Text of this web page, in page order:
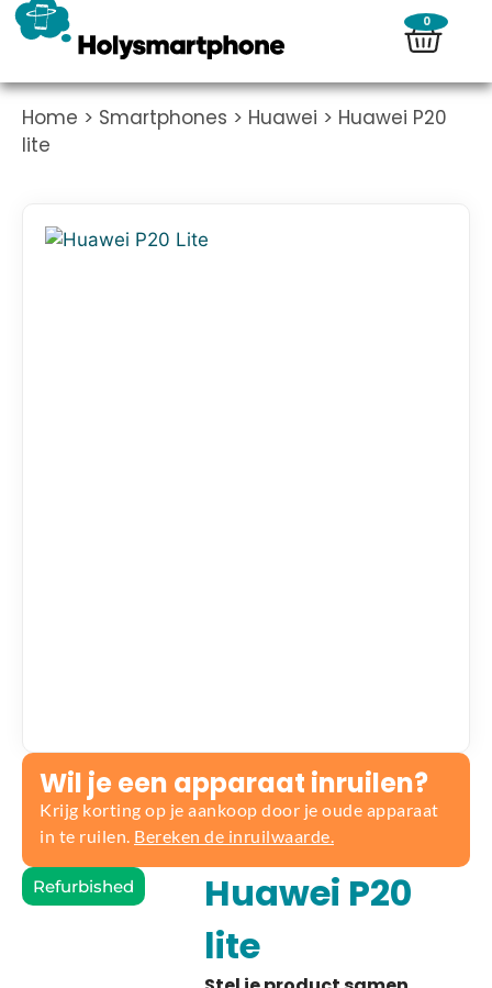
0
Home > Smartphones > Huawei > Huawei P20
lite
Wil je een apparaat inruilen?
Krijg korting op je aankoop door je oude apparaat
in te ruilen. Bereken de inruilwaarde.
Refurbished
Huawei P20
lite